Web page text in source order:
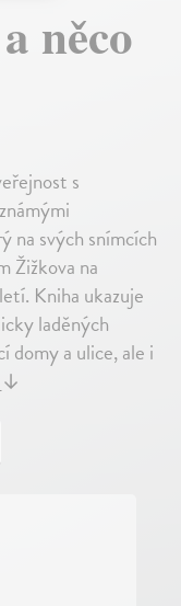
něco
s
na svých snímcích
Žižkova na
Kniha ukazuje
laděných
domy a ulice, ale i
↓